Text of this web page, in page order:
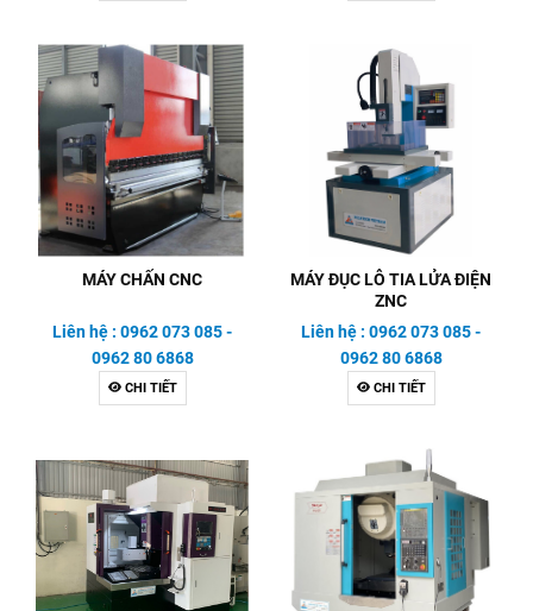
MÁY CHẤN CNC
Liên hệ : 0962 073 085 -
0962 80 6868
CHI TIẾT
MÁY ĐỤC LỖ TIA LỬA ĐIỆN
ZNC
Liên hệ : 0962 073 085 -
0962 80 6868
CHI TIẾT